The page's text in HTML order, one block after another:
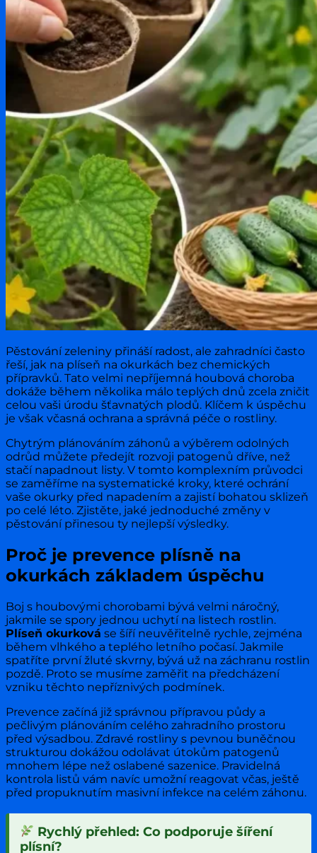
Pěstování zeleniny přináší radost, ale zahradníci často
řeší, jak na plíseň na okurkách bez chemických
přípravků. Tato velmi nepříjemná houbová choroba
dokáže během několika málo teplých dnů zcela zničit
celou vaši úrodu šťavnatých plodů. Klíčem k úspěchu
je však včasná ochrana a správná péče o rostliny.
Chytrým plánováním záhonů a výběrem odolných
odrůd můžete předejít rozvoji patogenů dříve, než
stačí napadnout listy. V tomto komplexním průvodci
se zaměříme na systematické kroky, které ochrání
vaše okurky před napadením a zajistí bohatou sklizeň
po celé léto. Zjistěte, jaké jednoduché změny v
pěstování přinesou ty nejlepší výsledky.
Proč je prevence plísně na
okurkách základem úspěchu
Boj s houbovými chorobami bývá velmi náročný,
jakmile se spory jednou uchytí na listech rostlin.
Plíseň okurková se šíří neuvěřitelně rychle, zejména
během vlhkého a teplého letního počasí. Jakmile
spatříte první žluté skvrny, bývá už na záchranu rostlin
pozdě. Proto se musíme zaměřit na předcházení
vzniku těchto nepříznivých podmínek.
Prevence začíná již správnou přípravou půdy a
pečlivým plánováním celého zahradního prostoru
před výsadbou. Zdravé rostliny s pevnou buněčnou
strukturou dokážou odolávat útokům patogenů
mnohem lépe než oslabené sazenice. Pravidelná
kontrola listů vám navíc umožní reagovat včas, ještě
před propuknutím masivní infekce na celém záhonu.
Rychlý přehled: Co podporuje šíření
plísní?